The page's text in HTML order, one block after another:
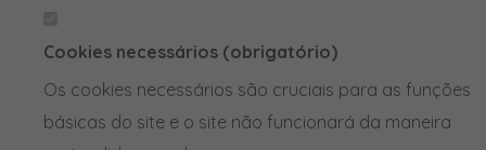
Cookies necessários (obrigatório)
Os cookies necessários são cruciais para as funções
básicas do site e o site não funcionará da maneira